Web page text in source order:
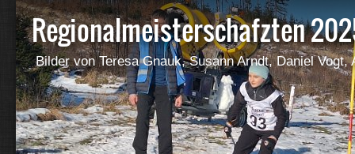
Regionalmeisterschafzten
Bilder von Teresa Gnauk, Susann Arndt, Daniel